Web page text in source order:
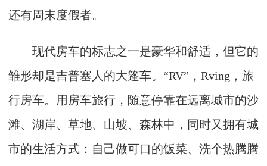
还有周末度假者。
现代房车的标志之一是豪华和舒适，但它的
雏形却是吉普塞人的大篷车。“RV”，Rving，旅
行房车。用房车旅行，随意停靠在远离城市的沙
滩、湖岸、草地、山坡、森林中，同时又拥有城
市的生活方式：自己做可口的饭菜、洗个热腾腾